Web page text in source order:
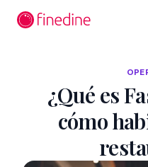
¿Qué es
cómo